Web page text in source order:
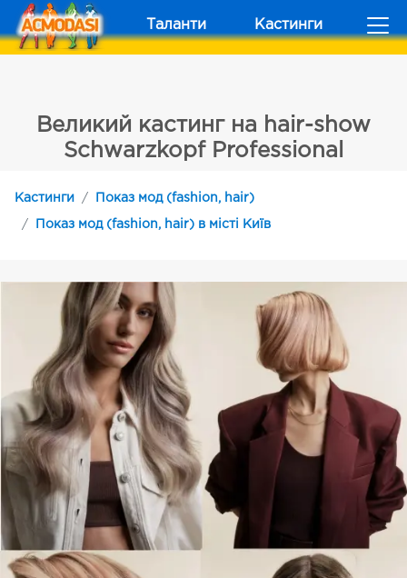
Таланти Кастинги
Великий кастинг на hair-show
Schwarzkopf Professional
Кастинги Показ мод (fashion, hair)
Показ мод (fashion, hair) в місті Київ